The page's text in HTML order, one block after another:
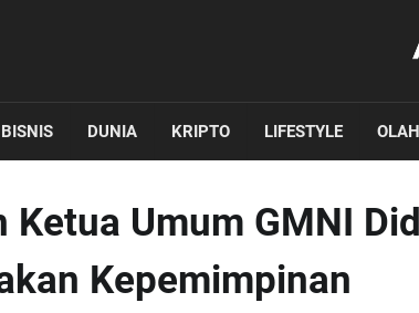
BISNIS DUNIA KRIPTO LIFESTYLE
Ketua Umum GMNI
Kepemimpinan